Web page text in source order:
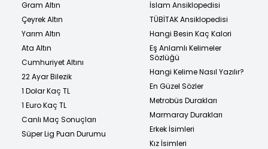
Gram Altın
Çeyrek Altın
Yarım Altın
Ata Altın
Cumhuriyet Altını
22 Ayar Bilezik
1 Dolar Kaç TL
1 Euro Kaç TL
Canlı Maç Sonuçları
Süper Lig Puan Durumu
İslam Ansiklopedisi
TÜBİTAK Ansiklopedisi
Hangi Besin Kaç Kalori
Eş Anlamlı Kelimeler
Sözlüğü
Hangi Kelime Nasıl Yazılır?
En Güzel Sözler
Metrobüs Durakları
Marmaray Durakları
Erkek İsimleri
Kız İsimleri